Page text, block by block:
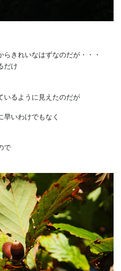
きれいなはずなのだが・・・
だけ
いるように見えたのだが
早いわけでもなく
で